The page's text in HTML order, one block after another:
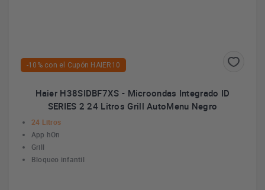
-10% con el Cupón HAIER10
Haier H38SIDBF7XS - Microondas Integrado ID
SERIES 2 24 Litros Grill AutoMenu Negro
24 Litros
App hOn
Grill
Bloqueo infantil